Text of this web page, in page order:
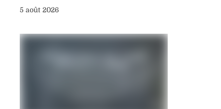
5 août 2026